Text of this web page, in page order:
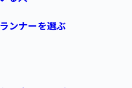
ンナーを選ぶ